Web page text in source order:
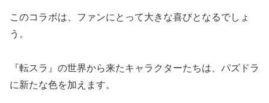
このコラボは、ファンにとって大きな喜びとなるでしょ
う。
『転スラ』の世界から来たキャラクターたちは、パズドラ
に新たな色を加えます。